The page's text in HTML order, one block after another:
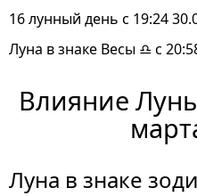
16 лунный день с 19:24
Луна в знаке Весы ♎ с
Влияние
Луна в знаке